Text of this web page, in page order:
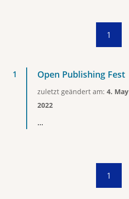
1
Open Publishing Fest
zuletzt geändert am: 4. May
2022
...
1